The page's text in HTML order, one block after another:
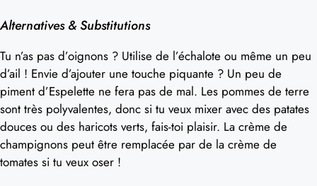
Alternatives & Substitutions
Tu n’as pas d’oignons ? Utilise de l’échalote ou même un peu
d’ail ! Envie d’ajouter une touche piquante ? Un peu de
piment d’Espelette ne fera pas de mal. Les pommes de terre
sont très polyvalentes, donc si tu veux mixer avec des patates
douces ou des haricots verts, fais-toi plaisir. La crème de
champignons peut être remplacée par de la crème de
tomates si tu veux oser !